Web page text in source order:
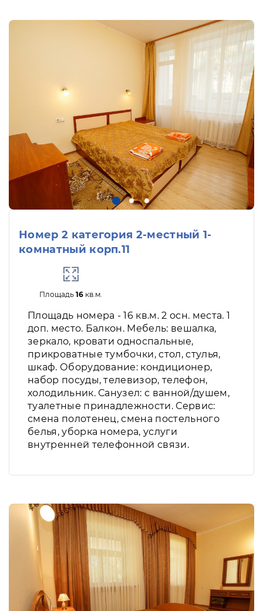
Номер 2 категория 2-местный 1-
комнатный корп.11
Площадь16 кв.м.
Площадь номера - 16 кв.м. 2 осн. места. 1
доп. место. Балкон. Мебель: вешалка,
зеркало, кровати односпальные,
прикроватные тумбочки, стол, стулья,
шкаф. Оборудование: кондиционер,
набор посуды, телевизор, телефон,
холодильник. Санузел: с ванной/душем,
туалетные принадлежности. Сервис:
смена полотенец, смена постельного
белья, уборка номера, услуги
внутренней телефонной связи.